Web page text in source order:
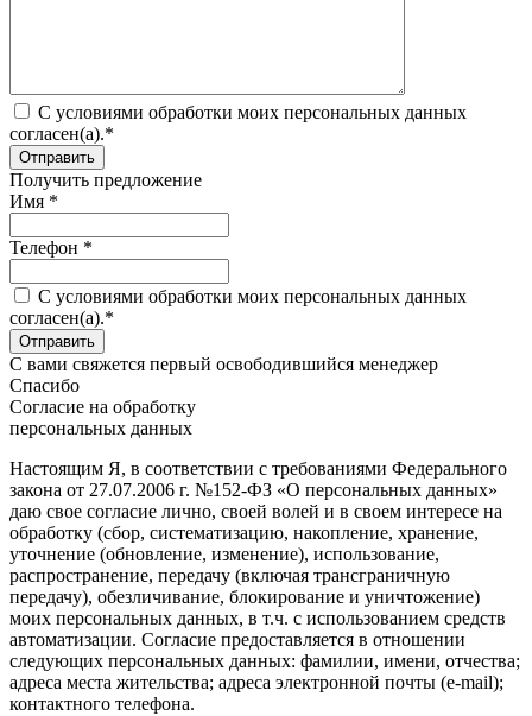
C условиями обработки моих персональных данных
согласен(а).*
Получить предложение
Имя *
Телефон *
C условиями обработки моих персональных данных
согласен(а).*
С вами свяжется первый освободившийся менеджер
Спасибо
Согласие на обработку
персональных данных
Настоящим Я, в соответствии с требованиями Федерального
закона от 27.07.2006 г. №152-ФЗ «О персональных данных»
даю свое согласие лично, своей волей и в своем интересе на
обработку (сбор, систематизацию, накопление, хранение,
уточнение (обновление, изменение), использование,
распространение, передачу (включая трансграничную
передачу), обезличивание, блокирование и уничтожение)
моих персональных данных, в т.ч. с использованием средств
автоматизации. Согласие предоставляется в отношении
следующих персональных данных: фамилии, имени, отчества;
адреса места жительства; адреса электронной почты (e-mail);
контактного телефона.